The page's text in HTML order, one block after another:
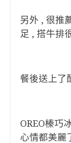
另外 , 很推
足 , 搭牛排
餐後送上了
OREO榛巧
心情都美麗